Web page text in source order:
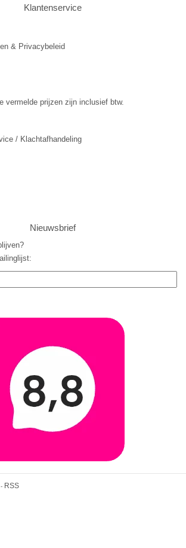
Klantenservice
& Privacybeleid
vermelde prijzen zijn inclusief btw.
/ Klachtafhandeling
Nieuwsbrief
- RSS